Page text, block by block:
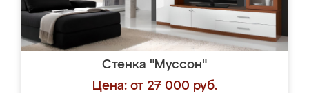
Стенка "Муссон"
Цена: от 27 000 руб.